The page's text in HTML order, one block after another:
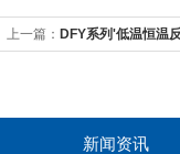
上一篇： DFY系列'低温恒温
新闻资讯